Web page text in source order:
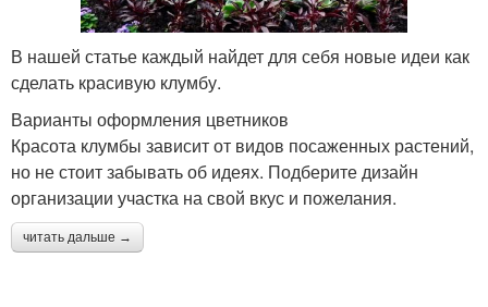
В нашей статье каждый найдет для себя новые идеи как
сделать красивую клумбу.
Варианты оформления цветников
Красота клумбы зависит от видов посаженных растений,
но не стоит забывать об идеях. Подберите дизайн
организации участка на свой вкус и пожелания.
читать дальше →